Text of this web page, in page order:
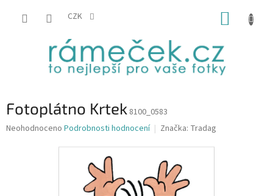
CZK
Fotoplátno Krtek 8100_0583
Průměrné
Neohodnoceno Podrobnosti hodnocení Značka: Tradag